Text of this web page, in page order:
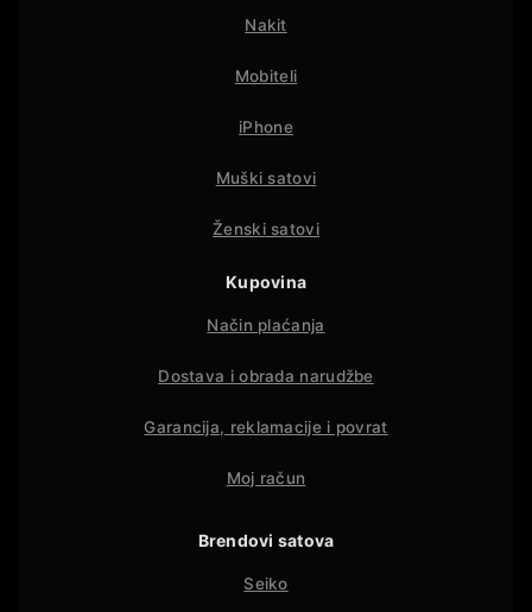
Nakit
Mobiteli
iPhone
Muški satovi
Ženski satovi
Kupovina
Način plaćanja
Dostava i obrada narudžbe
Garancija, reklamacije i povrat
Moj račun
Brendovi satova
Seiko